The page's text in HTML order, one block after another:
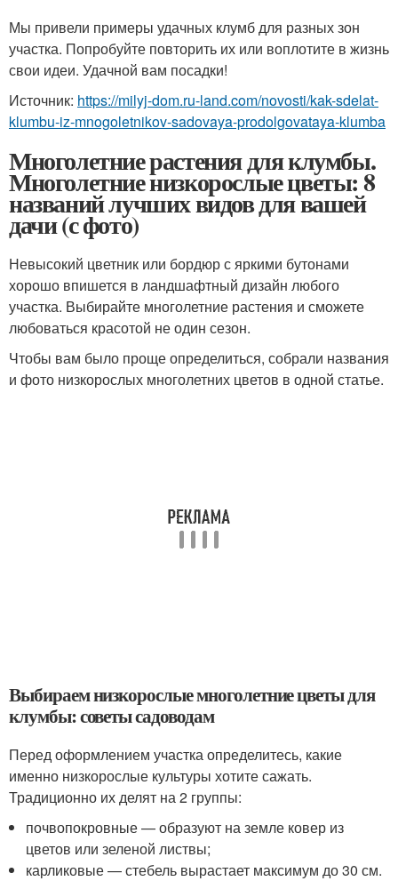
Мы привели примеры удачных клумб для разных зон
участка. Попробуйте повторить их или воплотите в жизнь
свои идеи. Удачной вам посадки!
Источник: https://milyj-dom.ru-land.com/novosti/kak-sdelat-
klumbu-iz-mnogoletnikov-sadovaya-prodolgovataya-klumba
Многолетние растения для клумбы.
Многолетние низкорослые цветы: 8
названий лучших видов для вашей
дачи (с фото)
Невысокий цветник или бордюр с яркими бутонами
хорошо впишется в ландшафтный дизайн любого
участка. Выбирайте многолетние растения и сможете
любоваться красотой не один сезон.
Чтобы вам было проще определиться, собрали названия
и фото низкорослых многолетних цветов в одной статье.
Выбираем низкорослые многолетние цветы для
клумбы: советы садоводам
Перед оформлением участка определитесь, какие
именно низкорослые культуры хотите сажать.
Традиционно их делят на 2 группы:
почвопокровные — образуют на земле ковер из
цветов или зеленой листвы;
карликовые — стебель вырастает максимум до 30 см.